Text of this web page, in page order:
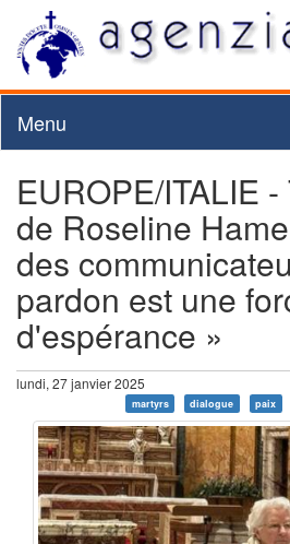
Menu
EUROPE/ITALIE
de Roseline
des
pardon est une
d'espérance »
lundi, 27 janvier 2025
martyrs dialogue paix